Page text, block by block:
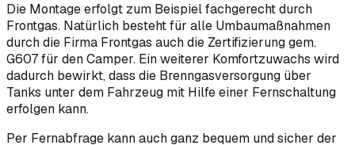
Die Montage erfolgt zum Beispiel fachgerecht durch
Frontgas. Natürlich besteht für alle Umbaumaßnahmen
durch die Firma Frontgas auch die Zertifizierung gem.
G607 für den Camper. Ein weiterer Komfortzuwachs wird
dadurch bewirkt, dass die Brenngasversorgung über
Tanks unter dem Fahrzeug mit Hilfe einer Fernschaltung
erfolgen kann.
Per Fernabfrage kann auch ganz bequem und sicher der